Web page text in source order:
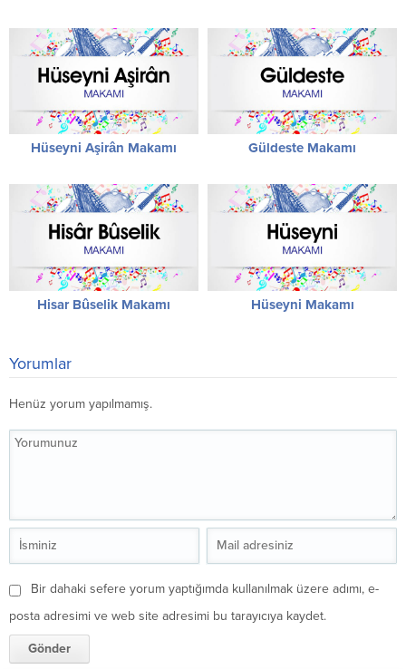
Hüseyni Aşirân Makamı Güldeste Makamı
Hisar Bûselik Makamı Hüseyni Makamı
Yorumlar
Henüz yorum yapılmamış.
Bir dahaki sefere yorum yaptığımda kullanılmak üzere adımı, e-
posta adresimi ve web site adresimi bu tarayıcıya kaydet.